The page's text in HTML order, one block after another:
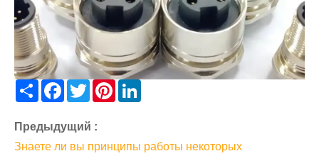
Share Facebook
TwitterPinterest
Предыдущий :
Знаете ли вы принципы работы некоторых